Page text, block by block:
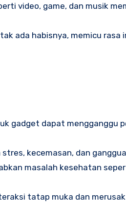
video, game, dan musik
ada habisnya, memicu rasa
gadget dapat mengganggu
kecemasan, dan
masalah kesehatan
tatap muka dan